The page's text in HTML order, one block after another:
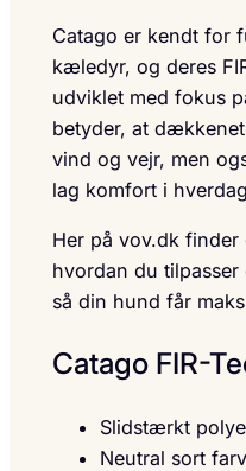
Catago er kendt for
kæledyr, og deres
udviklet med fokus
betyder, at
vind og vejr, men
lag komfort i
Her på vov.dk
hvordan du
så din hund får
Catago FIR-
Slidstærkt
Neutral sort